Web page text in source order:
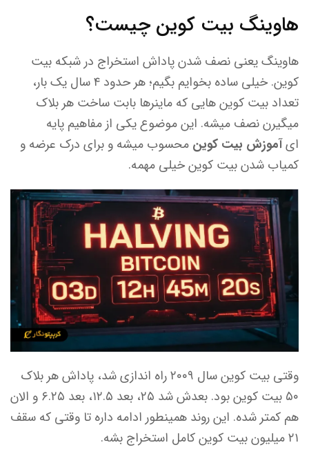
هاوینگ بیت کوین چیست؟
هاوینگ یعنی نصف شدن پاداش استخراج در شبکه ‌بیت
کوین. خیلی ساده بخوایم بگیم؛ هر حدود ۴ سال یک بار،
تعداد بیت کوین هایی که ماینرها بابت ساخت هر بلاک
میگیرن نصف میشه. این موضوع یکی از مفاهیم پایه
ایآموزش بیت کوین محسوب میشه و برای درک عرضه و
کمیاب شدن بیت کوین خیلی مهمه.
وقتی بیت کوین سال ۲۰۰۹ راه اندازی شد، پاداش هر بلاک
۵۰ بیت کوین بود. بعدش شد ۲۵، بعد ۱۲.۵، بعد ۶.۲۵ و الان
هم کمتر شده. این روند همینطور ادامه داره تا وقتی که سقف
۲۱ میلیون بیت کوین کامل استخراج بشه.